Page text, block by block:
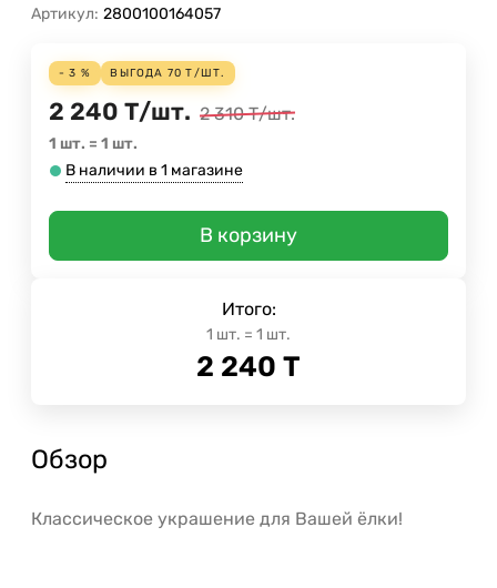
Артикул: 2800100164057
- 3 % ВЫГОДА 70 Т/ШТ.
2 240 Т/шт. 2 310 Т/шт.
1 шт. = 1 шт.
В наличии в 1 магазине
В корзину
Итого:
1 шт. = 1 шт.
2 240 Т
Обзор
Классическое украшение для Вашей ёлки!